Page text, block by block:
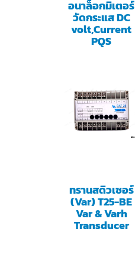
อนาล็อกมิเตอร์
วัดกระแส DC
volt,Current
PQS
ทรานสดิวเซอร์
(Var) T25-BE
Var & Varh
Transducer